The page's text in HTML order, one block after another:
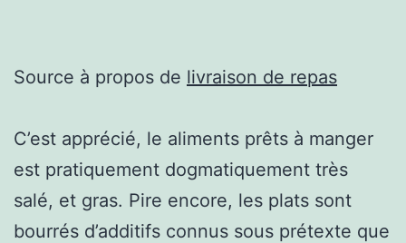
Source à propos de livraison de repas
C’est apprécié, le aliments prêts à manger
est pratiquement dogmatiquement très
salé, et gras. Pire encore, les plats sont
bourrés d’additifs connus sous prétexte que